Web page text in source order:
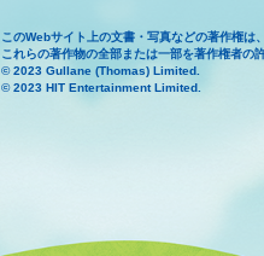
このWebサイト上の文書・写真などの著作権は
これらの著作物の全部または一部を著作権者の
© 2023 Gullane (Thomas) Limited.
© 2023 HIT Entertainment Limited.